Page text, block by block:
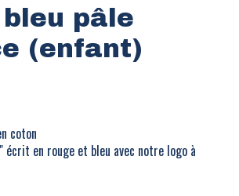
pâle
(enfant)
coton
écrit en rouge et bleu avec notre logo à